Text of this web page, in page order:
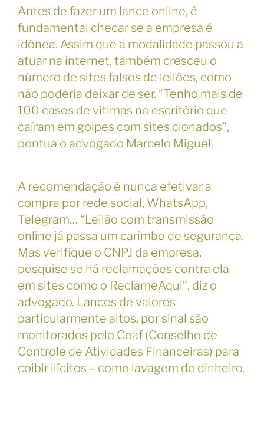
Antes de fazer um lance online, é
fundamental checar se a empresa é
idônea. Assim que a modalidade passou a
atuar na internet, também cresceu o
número de sites falsos de leilões, como
não poderia deixar de ser. “Tenho mais de
100 casos de vítimas no escritório que
caíram em golpes com sites clonados”,
pontua o advogado Marcelo Miguel.
A recomendação é nunca efetivar a
compra por rede social, WhatsApp,
Telegram… “Leilão com transmissão
online já passa um carimbo de segurança.
Mas verifique o CNPJ da empresa,
pesquise se há reclamações contra ela
em sites como o ReclameAqui”, diz o
advogado. Lances de valores
particularmente altos, por sinal são
monitorados pelo Coaf (Conselho de
Controle de Atividades Financeiras) para
coibir ilícitos – como lavagem de dinheiro.